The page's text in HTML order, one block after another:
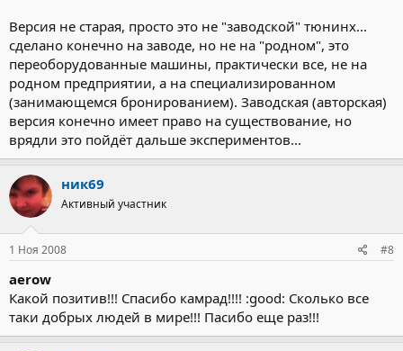
Версия не старая, просто это не "заводской" тюнинх...
сделано конечно на заводе, но не на "родном", это
переоборудованные машины, практически все, не на
родном предприятии, а на специализированном
(занимающемся бронированием). Заводская (авторская)
версия конечно имеет право на существование, но
врядли это пойдёт дальше экспериментов...
ник69
Активный участник
1 Ноя 2008 #8
aerow
Какой позитив!!! Спасибо камрад!!!! :good: Сколько все
таки добрых людей в мире!!! Пасибо еще раз!!!